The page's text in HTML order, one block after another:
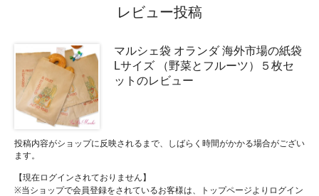
レビュー投稿
マルシェ袋 オランダ 海外市場の紙袋
Lサイズ （野菜とフルーツ）５枚セ
ットのレビュー
投稿内容がショップに反映されるまで、しばらく時間がかかる場合がござい
ます。
【現在ログインされておりません】
※当ショップで会員登録をされているお客様は、トップページよりログイン